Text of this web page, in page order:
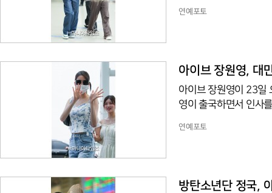
연예포토
아이브 장원영, 대
아이브 장원영이 23일
영이 출국하면서 인사
연예포토
방탄소년단 정국,